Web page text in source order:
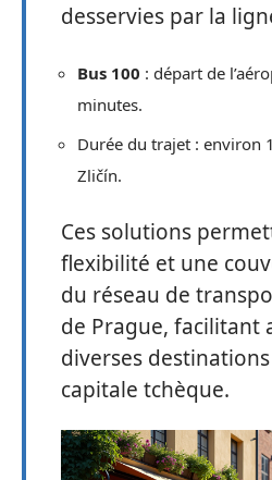
desservies par la
Bus 100 : départ de
minutes.
Durée du trajet : environ
Zličín.
Ces solutions
flexibilité et une
du réseau de
de Prague, facilitant
diverses
capitale tchèque.